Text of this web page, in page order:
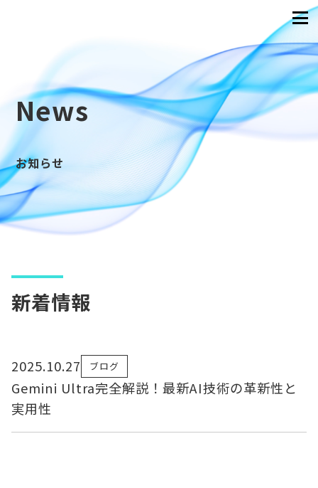
News
お知らせ
新着情報
2025.10.27 ブログ
Gemini Ultra完全解説！最新AI技術の革新性と
実用性